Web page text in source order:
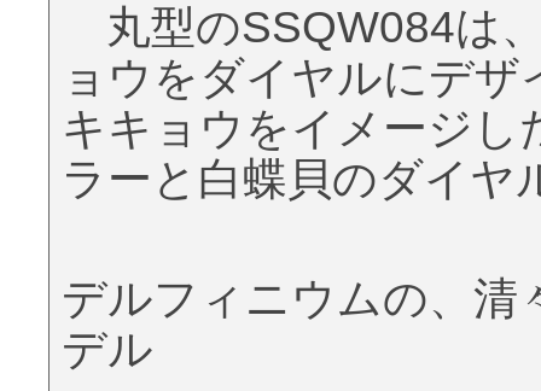
丸型のSSQW084は
ョウをダイヤルにデ
キキョウをイメージし
ラーと白蝶貝のダイヤ
デルフィニウムの、清
デル